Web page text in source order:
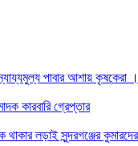
ন্যায্যমুল্য পাবার আশায় কৃষকেরা
কারবারি গ্রেপ্তার
থাকার লড়াই সুন্দরগঞ্জের কুমারদের